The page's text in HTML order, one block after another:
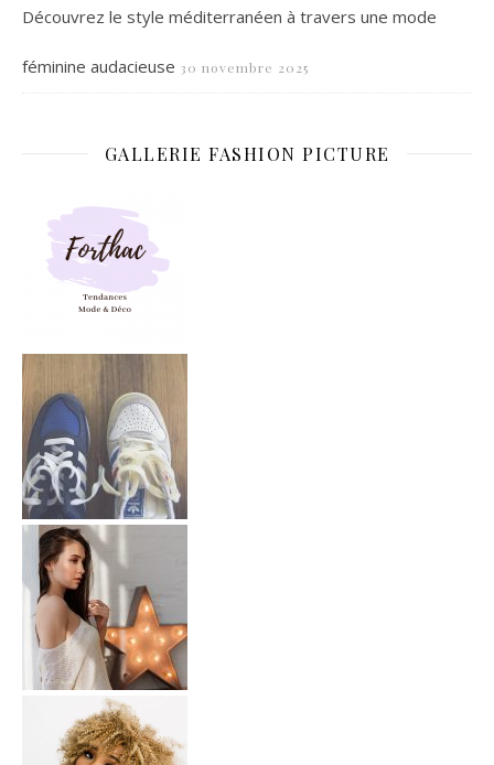
Découvrez le style méditerranéen à travers une mode
féminine audacieuse 30 novembre 2025
GALLERIE FASHION PICTURE